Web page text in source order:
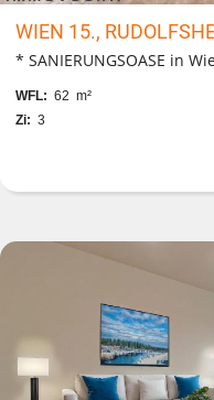
WIEN 15.,
* SANIERUNGSOASE in
WFL: 62 m²
Zi: 3